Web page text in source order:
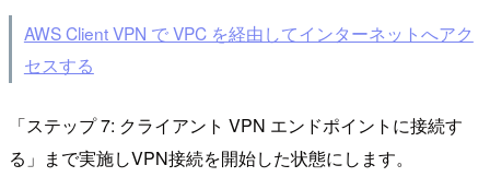
AWS Client VPN で VPC を経由してインターネットへアク
セスする
「ステップ 7: クライアント VPN エンドポイントに接続す
る」まで実施しVPN接続を開始した状態にします。